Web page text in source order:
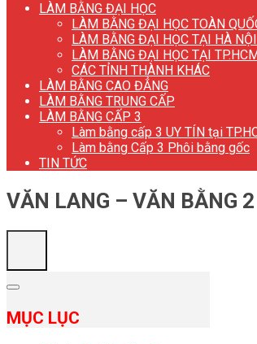
LÀM BẰNG ĐẠI HỌC
LÀM BẰNG ĐẠI HỌC TOÀN
LÀM BẰNG ĐẠI HỌC TẠI HÀ NỘI
LÀM BẰNG ĐẠI HỌC TẠI TP.HCM
CÁC TỈNH THÀNH KHÁC
LÀM BẰNG CAO ĐẲNG
LÀM BẰNG TRUNG CẤP
LÀM BẰNG CẤP 3
Làm bằng cấp 3 UY TÍN tại
Làm bằng Cấp 3 Phôi bằng gốc
TIN TỨC
VĂN LANG – VĂN BẰNG
MỤC LỤC